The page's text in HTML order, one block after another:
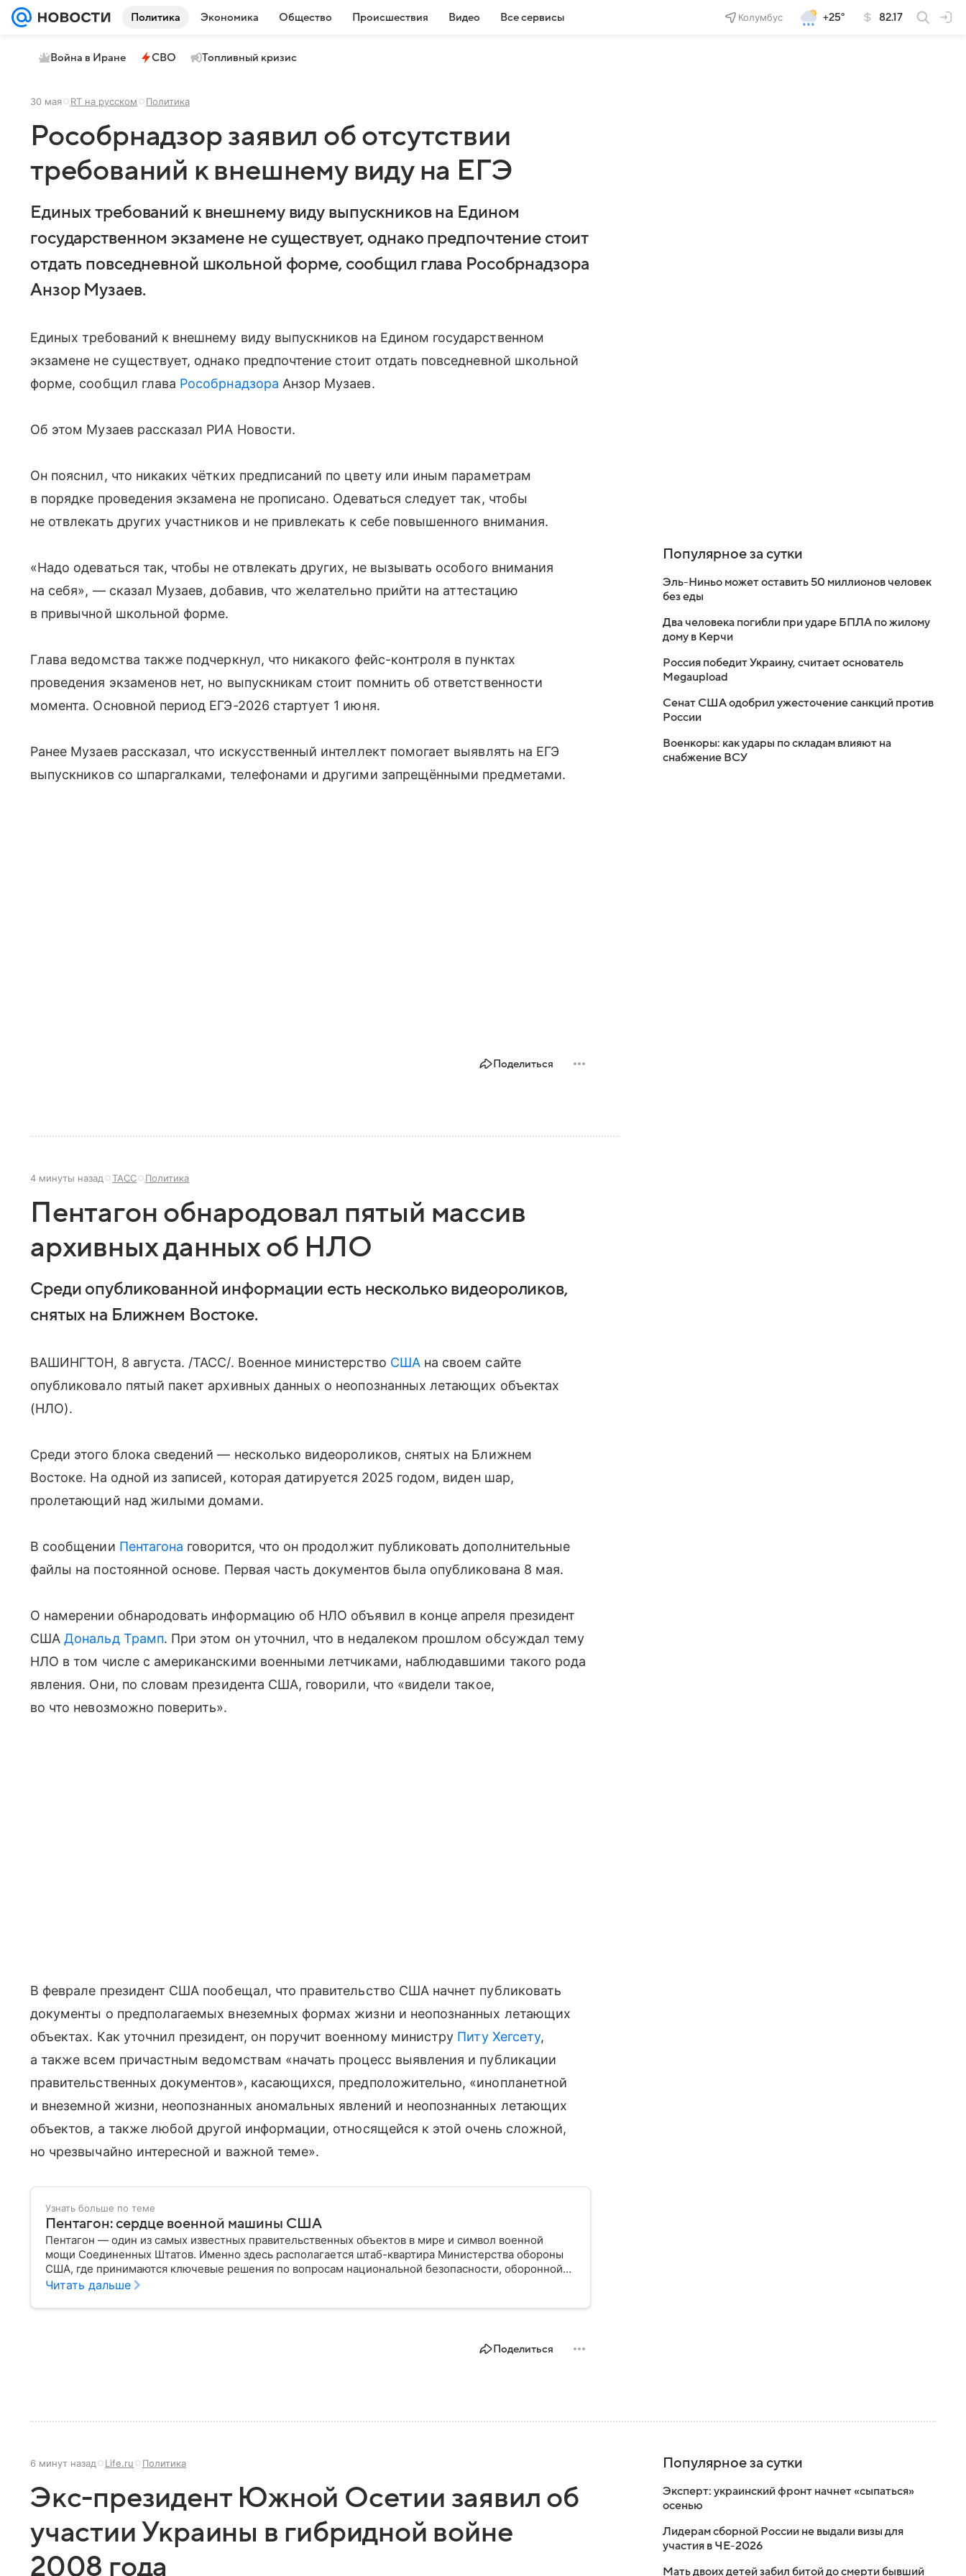
Политика Экономика Общество Происшествия Видео Все сервисы Колумбус +25° 82.17
Война в Иране СВО Топливный кризис
30 мая RT на русском Политика
Рособрнадзор заявил об отсутствии
требований к внешнему виду на ЕГЭ
Единых требований к внешнему виду выпускников на Едином
государственном экзамене не существует, однако предпочтение стоит
отдать повседневной школьной форме, сообщил глава Рособрнадзора
Анзор Музаев.
Единых требований к внешнему виду выпускников на Едином государственном
экзамене не существует, однако предпочтение стоит отдать повседневной школьной
форме, сообщил глава Рособрнадзора Анзор Музаев.
Об этом Музаев рассказал РИА Новости.
Он пояснил, что никаких чётких предписаний по цвету или иным параметрам
в порядке проведения экзамена не прописано. Одеваться следует так, чтобы
не отвлекать других участников и не привлекать к себе повышенного внимания.
«Надо одеваться так, чтобы не отвлекать других, не вызывать особого внимания
на себя», — сказал Музаев, добавив, что желательно прийти на аттестацию
в привычной школьной форме.
Глава ведомства также подчеркнул, что никакого фейс-контроля в пунктах
проведения экзаменов нет, но выпускникам стоит помнить об ответственности
момента. Основной период ЕГЭ-2026 стартует 1 июня.
Ранее Музаев рассказал, что искусственный интеллект помогает выявлять на ЕГЭ
выпускников со шпаргалками, телефонами и другими запрещёнными предметами.
Поделиться
4 минуты назад ТАСС Политика
Пентагон обнародовал пятый массив
архивных данных об НЛО
Среди опубликованной информации есть несколько видеороликов,
снятых на Ближнем Востоке.
ВАШИНГТОН, 8 августа. /ТАСС/. Военное министерство СШАна своем сайте
опубликовало пятый пакет архивных данных о неопознанных летающих объектах
(НЛО).
Среди этого блока сведений — несколько видеороликов, снятых на Ближнем
Востоке. На одной из записей, которая датируется 2025 годом, виден шар,
пролетающий над жилыми домами.
В сообщении Пентагона говорится, что он продолжит публиковать дополнительные
файлы на постоянной основе. Первая часть документов была опубликована 8 мая.
О намерении обнародовать информацию об НЛО объявил в конце апреля президент
СШАДональд Трамп. При этом он уточнил, что в недалеком прошлом обсуждал тему
НЛО в том числе с американскими военными летчиками, наблюдавшими такого рода
явления. Они, по словам президента США, говорили, что «видели такое,
во что невозможно поверить».
В феврале президент США пообещал, что правительство США начнет публиковать
документы о предполагаемых внеземных формах жизни и неопознанных летающих
объектах. Как уточнил президент, он поручит военному министру Питу Хегсету,
а также всем причастным ведомствам «начать процесс выявления и публикации
правительственных документов», касающихся, предположительно, «инопланетной
и внеземной жизни, неопознанных аномальных явлений и неопознанных летающих
объектов, а также любой другой информации, относящейся к этой очень сложной,
но чрезвычайно интересной и важной теме».
Узнать больше по теме
Пентагон: сердце военной машины США
Пентагон — один из самых известных правительственных объектов в мире и символ военной
мощи Соединенных Штатов. Именно здесь располагается штаб-квартира Министерства обороны
США, где принимаются ключевые решения по вопросам национальной безопасности, оборонной
политики и военных операций.
Читать дальше
Поделиться
Популярное за сутки
Эль-Ниньо может оставить 50 миллионов человек
без еды
Два человека погибли при ударе БПЛА по жилому
дому в Керчи
Россия победит Украину, считает основатель
Megaupload
Сенат США одобрил ужесточение санкций против
России
Военкоры: как удары по складам влияют на
снабжение ВСУ
6 минут назад Life.ru Политика
Экс-президент Южной Осетии заявил об
участии Украины в гибридной войне
2008 года
Популярное за сутки
Эксперт: украинский фронт начнет «сыпаться»
осенью
Лидерам сборной России не выдали визы для
участия в ЧЕ-2026
Мать двоих детей забил битой до смерти бывший